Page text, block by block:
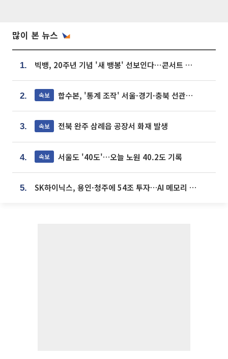
많이 본 뉴스
1. 빅뱅, 20주년 기념 '새 뱅봉' 선보인다⋯콘서트 앞두고 팝업 개최
2. 속보 합수본, '통계 조작' 서울·경기·충북 선관위 등 추가 압수수색
3. 속보 전북 완주 삼례읍 공장서 화재 발생
4. 속보 서울도 '40도'…오늘 노원 40.2도 기록
5. SK하이닉스, 용인·청주에 54조 투자…AI 메모리 생산기지 키운다